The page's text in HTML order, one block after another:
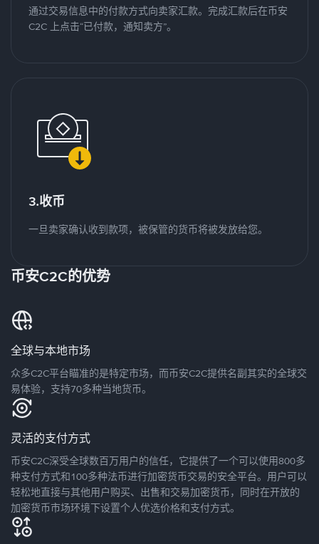
通过交易信息中的付款方式向卖家汇款。完成汇款后在币安
C2C 上点击“已付款，通知卖方”。
3.收币
一旦卖家确认收到款项，被保管的货币将被发放给您。
币安C2C的优势
全球与本地市场
众多C2C平台瞄准的是特定市场，而币安C2C提供名副其实的全球交
易体验，支持70多种当地货币。
灵活的支付方式
币安C2C深受全球数百万用户的信任，它提供了一个可以使用800多
种支付方式和100多种法币进行加密货币交易的安全平台。用户可以
轻松地直接与其他用户购买、出售和交易加密货币，同时在开放的
加密货币市场环境下设置个人优选价格和支付方式。